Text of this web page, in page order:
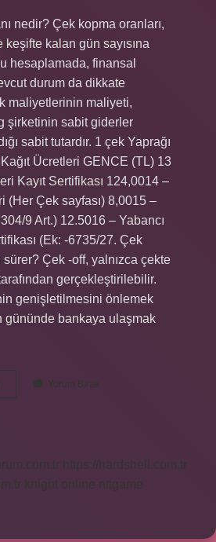
nedir? Çek kopma oranları,
kalan gün sayısına
hesaplamada, finansal
durum da dikkate
maliyetlerinin maliyeti,
şirketinin sabit giderler
sabit tutardır. 1 çek Yaprağı
Ücretleri GENCE (TL) 13
Kayıt Sertifikası 124,0014 –
(Her Çek sayfası) 8,0015 –
9 Art.) 12.5016 – Yabancı
(Ek: -6735/27. Çek
sürer? Çek -off, yalnızca çekte
gerçekleştirilebilir.
genişletilmesini önlemek
gününde bankaya ulaşmak
Kırdırma
Yorum Bırak
https://hardshell.com.tr
knight online
nttgame